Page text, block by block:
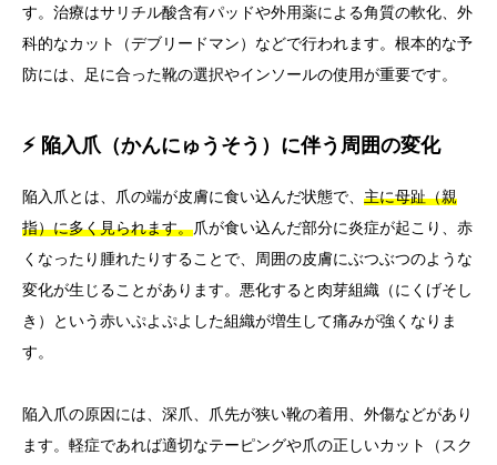
す。治療はサリチル酸含有パッドや外用薬による角質の軟化、外
科的なカット（デブリードマン）などで行われます。根本的な予
防には、足に合った靴の選択やインソールの使用が重要です。
⚡ 陥入爪（かんにゅうそう）に伴う周囲の変化
陥入爪とは、爪の端が皮膚に食い込んだ状態で、 主に母趾（親
指）に多く見られます。爪が食い込んだ部分に炎症が起こり、赤
くなったり腫れたりすることで、周囲の皮膚にぶつぶつのような
変化が生じることがあります。悪化すると肉芽組織（にくげそし
き）という赤いぷよぷよした組織が増生して痛みが強くなりま
す。
陥入爪の原因には、深爪、爪先が狭い靴の着用、外傷などがあり
ます。軽症であれば適切なテーピングや爪の正しいカット（スク